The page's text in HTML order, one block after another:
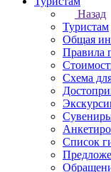
Назад
Туристам
Общая
Правила
Схема
Список